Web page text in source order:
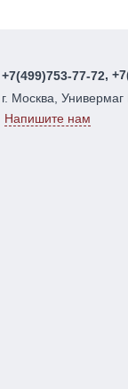
+7(499)753-77-72,
г. Москва,
Напишите нам